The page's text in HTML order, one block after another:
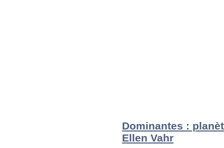
Dominantes :
Ellen Vahr